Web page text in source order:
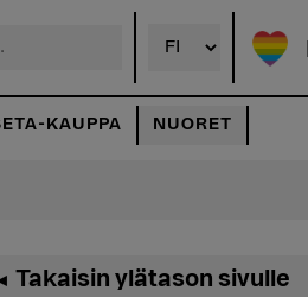
KAUPPA NUORET
Takaisin ylätason sivulle